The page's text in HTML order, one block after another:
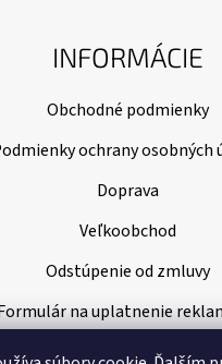
INFORMÁCIE
Obchodné podmienky
ochrany osobných
Doprava
Veľkoobchod
Odstúpenie od zmluvy
na uplatnenie